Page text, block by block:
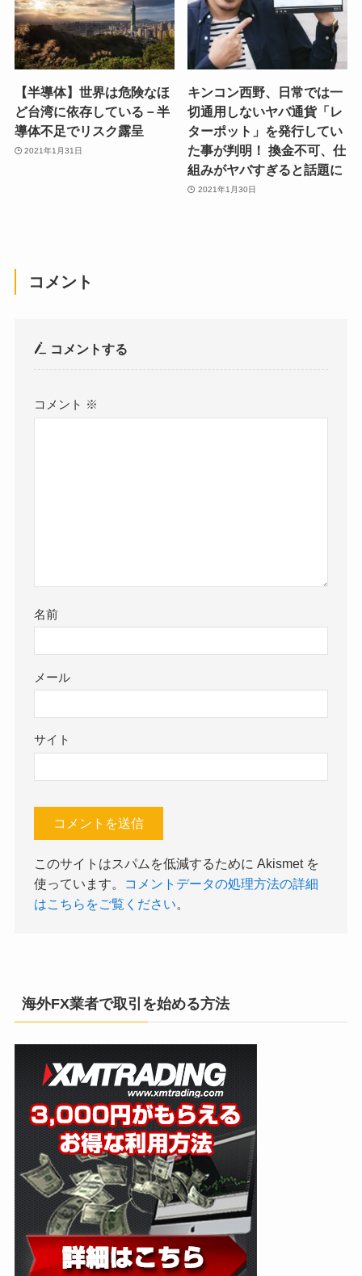
【半導体】世界は危険なほ
ど台湾に依存している－半
導体不足でリスク露呈
2021年1月31日
キンコン西野、日常では一
切通用しないヤバ通貨「レ
ターポット」を発行してい
た事が判明！ 換金不可、仕
組みがヤバすぎると話題に
2021年1月30日
コメント
コメントする
コメント ※
名前
メール
サイト
このサイトはスパムを低減するために Akismet を
使っています。
コメントデータの処理方法の詳細
はこちらをご覧ください。
海外FX業者で取引を始める方法